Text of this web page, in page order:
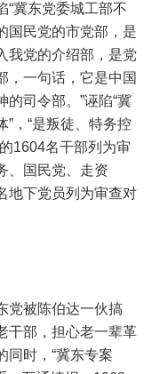
“冀东党委城工部不
国民党的市党部，是
我党的介绍部，是党
，一句话，它是中国
司令部。”诬陷“冀
，“是叛徒、特务控
1604名干部列为审
、国民党、走资
地下党员列为审查对
党被陈伯达一伙搞
干部，担心老一辈革
同时，“冀东专案